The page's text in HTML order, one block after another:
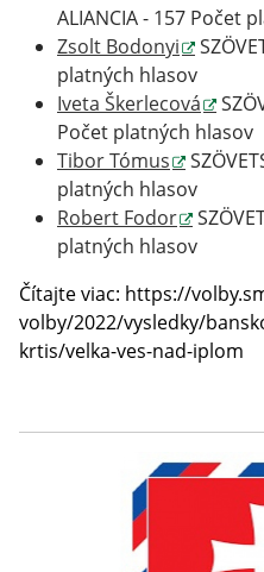
ALIANCIA - 157 Počet
Zsolt Bodonyi
platných hlasov
Iveta Škerlecová
Počet platných hlasov
Tibor Tómus
platných hlasov
Robert Fodor
platných hlasov
Čítajte viac: https://
volby/2022/vysledky/
krtis/velka-ves-nad-iplom